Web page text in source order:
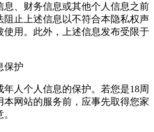
、财务信息或其他个人信息之前
止上述信息以不符合本隐私权声
使用。此外，上述信息发布受限于
护
人个人信息的保护。若您是18周
网站的服务前，应事先取得您家